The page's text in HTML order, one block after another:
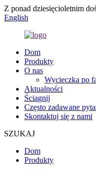
Z ponad dziesięcioletnim
English
Dom
Produkty
O nas
Wycieczka po
Aktualności
Ściągnij
Często zadawane
Skontaktuj się z nami
SZUKAJ
Dom
Produkty